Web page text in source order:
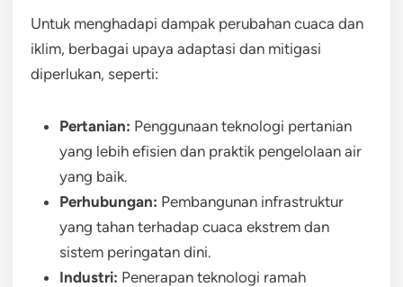
Untuk menghadapi dampak perubahan cuaca dan
iklim, berbagai upaya adaptasi dan mitigasi
diperlukan, seperti:
Pertanian: Penggunaan teknologi pertanian
yang lebih efisien dan praktik pengelolaan air
yang baik.
Perhubungan: Pembangunan infrastruktur
yang tahan terhadap cuaca ekstrem dan
sistem peringatan dini.
Industri: Penerapan teknologi ramah